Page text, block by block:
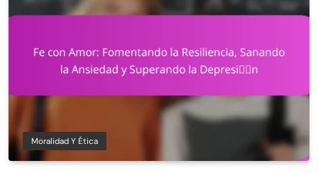
Moralidad Y Ética